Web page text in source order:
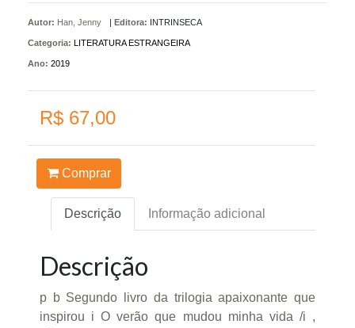
Autor: Han, Jenny | Editora: INTRINSECA
Categoria: LITERATURA ESTRANGEIRA
Ano: 2019
R$ 67,00
Comprar
Descrição Informação adicional
Descrição
p b Segundo livro da trilogia apaixonante que
inspirou i O verão que mudou minha vida /i ,